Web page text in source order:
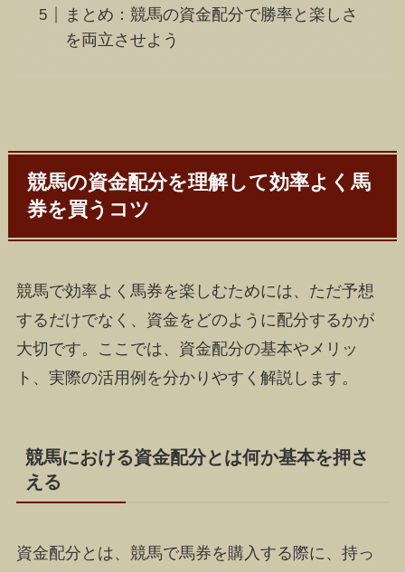
まとめ：競馬の資金配分で勝率と楽しさ
を両立させよう
競馬の資金配分を理解して効率よく馬
券を買うコツ
競馬で効率よく馬券を楽しむためには、ただ予想
するだけでなく、資金をどのように配分するかが
大切です。ここでは、資金配分の基本やメリッ
ト、実際の活用例を分かりやすく解説します。
競馬における資金配分とは何か基本を押さ
える
資金配分とは、競馬で馬券を購入する際に、持っ